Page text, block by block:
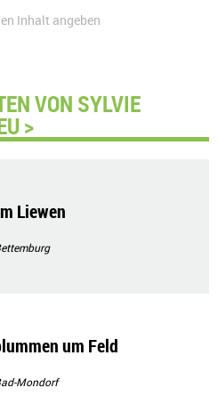
Inhalt angeben
VON SYLVIE
>
Liewen
um Feld
Mondorf